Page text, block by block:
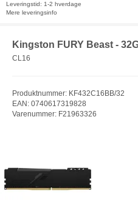
Leveringstid: 1-2 hverdage
Mere leveringsinfo
Kingston FURY Beast -
CL16
Produktnummer: KF432C16BB/32
EAN: 0740617319828
Varenummer: F21963326